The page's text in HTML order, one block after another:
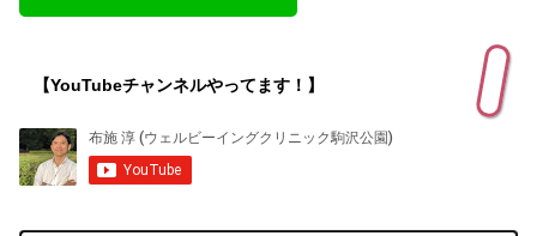
【YouTubeチャンネルやってます！】